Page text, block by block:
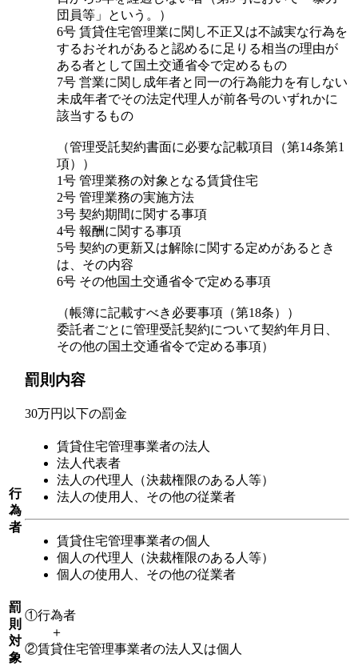
団員等」という。）
6号 賃貸住宅管理業に関し不正又は不誠実な行為を
するおそれがあると認めるに足りる相当の理由が
ある者として国土交通省令で定めるもの
7号 営業に関し成年者と同一の行為能力を有しない
未成年者でその法定代理人が前各号のいずれかに
該当するもの
（管理受託契約書面に必要な記載項目（第14条第1
項））
1号 管理業務の対象となる賃貸住宅
2号 管理業務の実施方法
3号 契約期間に関する事項
4号 報酬に関する事項
5号 契約の更新又は解除に関する定めがあるとき
は、その内容
6号 その他国土交通省令で定める事項
（帳簿に記載すべき必要事項（第18条））
委託者ごとに管理受託契約について契約年月日、
その他の国土交通省令で定める事項）
罰則内容
30万円以下の罰金
行
為
者
賃貸住宅管理事業者の法人
法人代表者
法人の代理人（決裁権限のある人等）
法人の使用人、その他の従業者
賃貸住宅管理事業者の個人
個人の代理人（決裁権限のある人等）
個人の使用人、その他の従業者
罰
則
対
象
①行為者
＋
②賃貸住宅管理事業者の法人又は個人